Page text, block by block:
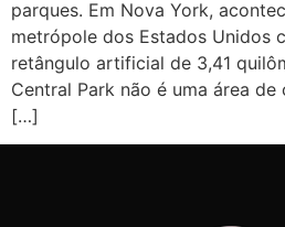
parques. Em Nova York,
metrópole dos Estados Unidos
retângulo artificial de 3,41
Central Park não é uma área
[…]